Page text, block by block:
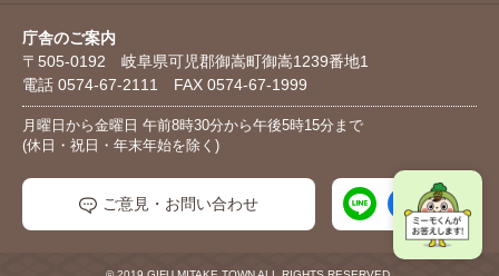
庁舎のご案内
〒505-0192 岐阜県可児郡御嵩町御嵩1239番地1
電話 0574-67-2111 FAX 0574-67-1999
月曜日から金曜日 午前8時30分から午後5時15分まで
(休日・祝日・年末年始を除く)
ご意見・お問い合わせ